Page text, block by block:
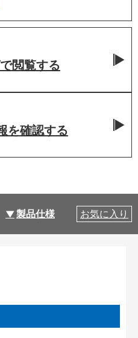
閲覧する
を確認する
製品仕様 製品特長
お気に入り